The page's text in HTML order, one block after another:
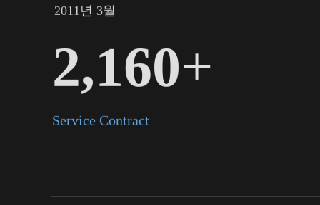
2011년 3월
2,700+
Service Contract